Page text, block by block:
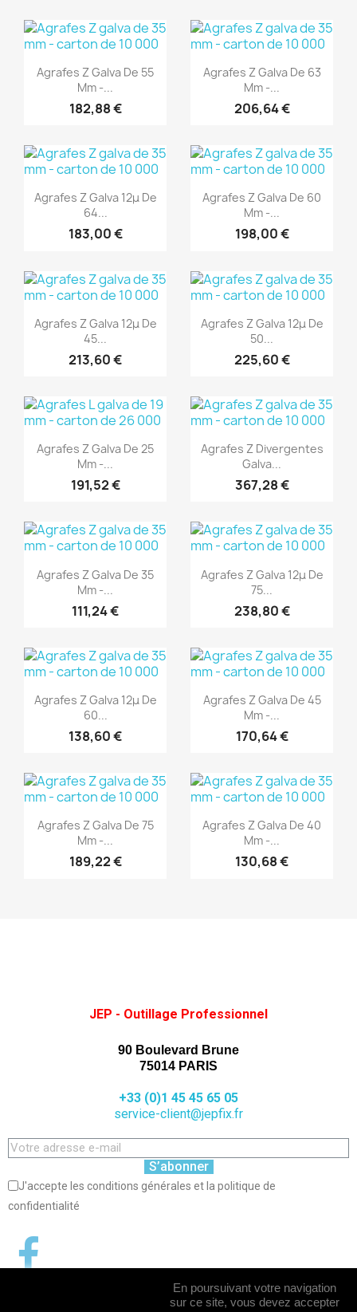
Aperçu rapide
Agrafes Z Galva De 55
Mm -...
182,88 €
(1)
Aperçu rapide
Agrafes Z Galva De 63
Mm -...
206,64 €
(1)
Aperçu rapide
Agrafes Z Galva 12μ De
64...
183,00 €
(1)
Aperçu rapide
Agrafes Z Galva De 60
Mm -...
198,00 €
(1)
Aperçu rapide
Agrafes Z Galva 12μ De
45...
213,60 €
(1)
Aperçu rapide
Agrafes Z Galva 12μ De
50...
225,60 €
(1)
Aperçu rapide
Agrafes Z Galva De 25
Mm -...
191,52 €
(1)
Aperçu rapide
Agrafes Z Divergentes
Galva...
367,28 €
(1)
Aperçu rapide
Agrafes Z Galva De 35
Mm -...
111,24 €
(1)
Aperçu rapide
Agrafes Z Galva 12μ De
75...
238,80 €
(1)
Aperçu rapide
Agrafes Z Galva 12μ De
60...
138,60 €
(1)
Aperçu rapide
Agrafes Z Galva De 45
Mm -...
170,64 €
(1)
Aperçu rapide
Agrafes Z Galva De 75
Mm -...
189,22 €
(1)
Aperçu rapide
Agrafes Z Galva De 40
Mm -...
130,68 €
(1)
JEP - Outillage Professionnel
90 Boulevard Brune
75014 PARIS
+33 (0)1 45 45 65 05
service-client@jepfix.fr
S’abonner
J'accepte les conditions générales et la politique de
confidentialité
En poursuivant votre navigation
sur ce site, vous devez accepter